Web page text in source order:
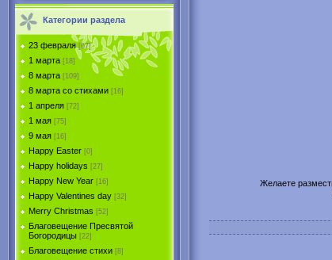
Категории раздела
23 февраля [67]
1 марта [18]
8 марта [109]
8 марта со стихами [16]
1 апреля [72]
1 мая [75]
9 мая [16]
Happy Easter [0]
Happy holidays [27]
Happy New Year [16]
Happy Valentines day [32]
Merry Christmas [52]
Благовещение Пресвятой
Богородицы [22]
Благовещение стихи [8]
Желаете